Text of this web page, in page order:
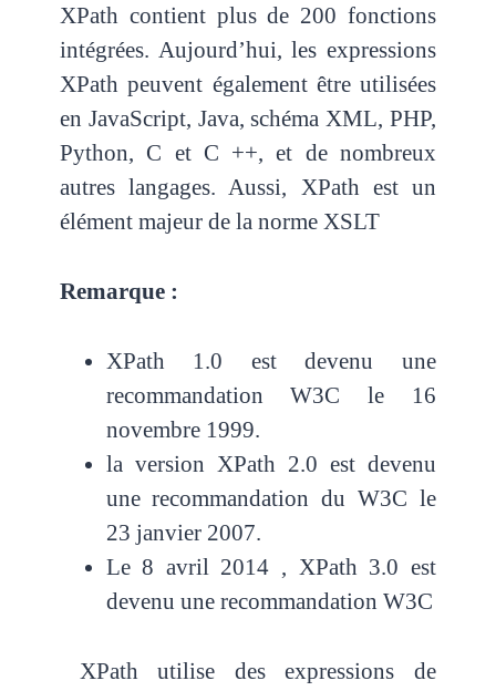
XPath contient plus de 200 fonctions
intégrées. Aujourd’hui, les expressions
XPath peuvent également être utilisées
en JavaScript, Java, schéma XML, PHP,
Python, C et C ++, et de nombreux
autreslangages. Aussi, XPath est un
élément majeur de la norme XSLT
Remarque :
XPath 1.0 est devenu une
recommandation W3C le 16
novembre 1999.
la version XPath 2.0 est devenu
une recommandation du W3C le
23 janvier 2007.
Le 8 avril 2014 , XPath 3.0 est
devenu une recommandation W3C
XPath utilise des expressions de